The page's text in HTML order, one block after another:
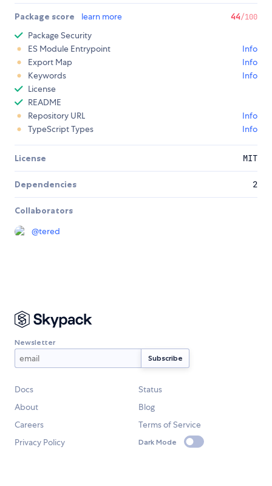
Package score learn more 44/100
Package Security
ES Module Entrypoint
Info
Export Map
Info
Keywords
Info
License
README
Repository URL
Info
TypeScript Types
Info
License MIT
Dependencies 2
Collaborators
@tered
Newsletter
Docs
Status
About
Blog
Careers
Terms of Service
Privacy Policy
Dark Mode